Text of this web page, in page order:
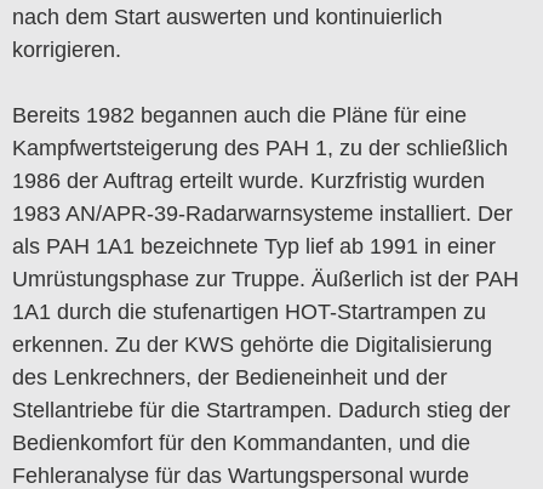
nach dem Start auswerten und kontinuierlich
korrigieren.
Bereits 1982 begannen auch die Pläne für eine
Kampfwertsteigerung des PAH 1, zu der schließlich
1986 der Auftrag erteilt wurde. Kurzfristig wurden
1983 AN/APR-39-Radarwarnsysteme installiert. Der
als PAH 1A1 bezeichnete Typ lief ab 1991 in einer
Umrüstungsphase zur Truppe. Äußerlich ist der PAH
1A1 durch die stufenartigen HOT-Startrampen zu
erkennen. Zu der KWS gehörte die Digitalisierung
des Lenkrechners, der Bedieneinheit und der
Stellantriebe für die Startrampen. Dadurch stieg der
Bedienkomfort für den Kommandanten, und die
Fehleranalyse für das Wartungspersonal wurde